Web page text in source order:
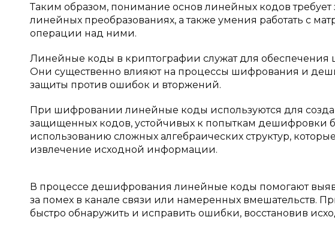
Таким образом, понимание основ линейных кодов требует
линейных преобразованиях, а также умения работать с
операции над ними.
Линейные коды в криптографии служат для обеспечения
Они существенно влияют на процессы шифрования и
защиты против ошибок и вторжений.
При шифровании линейные коды используются для
защищенных кодов, устойчивых к попыткам дешифровки
использованию сложных алгебраических структур,
извлечение исходной информации.
В процессе дешифрования линейные коды помогают
за помех в канале связи или намеренных вмешательств.
быстро обнаружить и исправить ошибки, восстановив